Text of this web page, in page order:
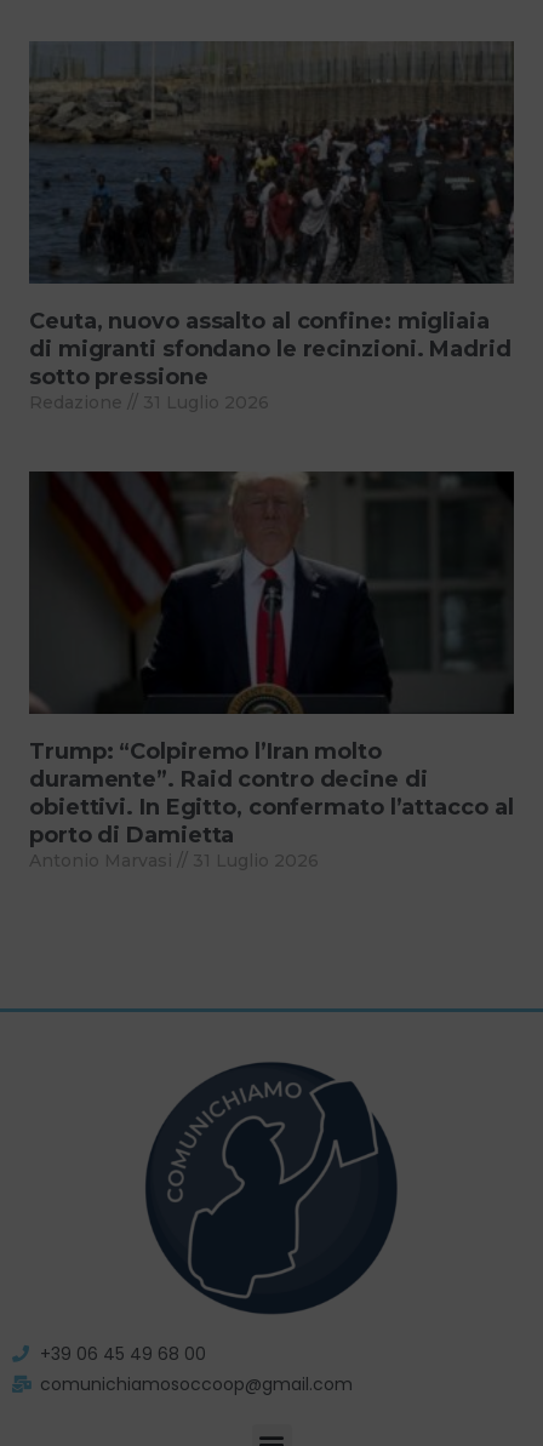
Ceuta, nuovo assalto al confine: migliaia
di migranti sfondano le recinzioni. Madrid
sotto pressione
Redazione 31 Luglio 2026
Trump: “Colpiremo l’Iran molto
duramente”. Raid contro decine di
obiettivi. In Egitto, confermato l’attacco al
porto di Damietta
Antonio Marvasi 31 Luglio 2026
+39 06 45 49 68 00
comunichiamosoccoop@gmail.com